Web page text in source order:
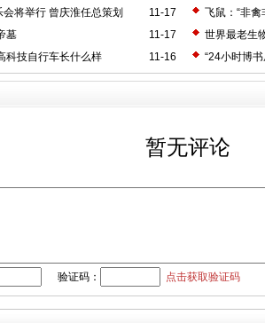
11-17
将举行 曾庆淮任总策划
飞鼠：“非禽
11-17
墓
世界最老生
11-16
科技自行车长什么样 “24小时博
暂无评论
验证码： 点击获取验证码